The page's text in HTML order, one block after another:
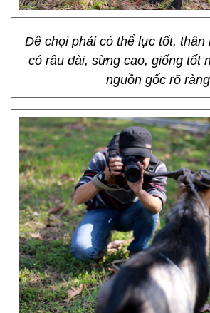
Dê chọi phải có thể lực tốt,
có râu dài, sừng cao, giống tốt
nguồn gốc rõ